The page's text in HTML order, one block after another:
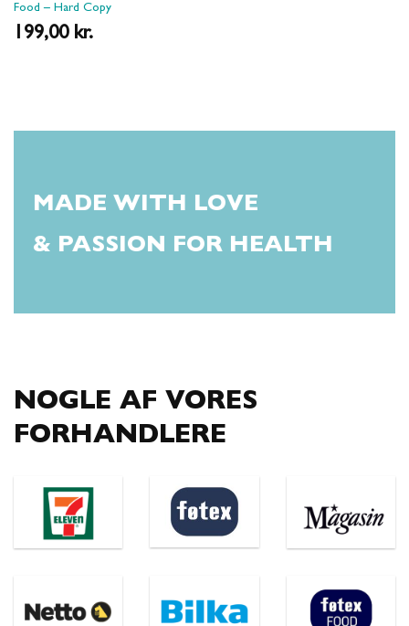
Food – Hard Copy
199,00 kr.
MADE WITH LOVE
& PASSION FOR HEALTH
NOGLE AF VORES
FORHANDLERE